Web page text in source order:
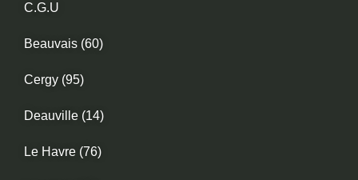
C.G.U
Beauvais (60)
Cergy (95)
Deauville (14)
Le Havre (76)